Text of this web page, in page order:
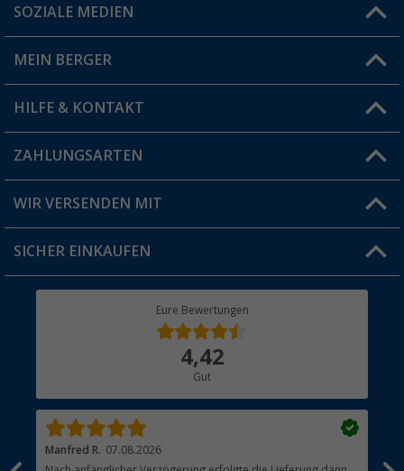
Du hast eine Frage?
Filiale finden
SOZIALE MEDIEN
MEIN BERGER
Vorteilskarte
Blog
Jobs & Karriere
HILFE & KONTAKT
FAQ & Kontakt
Versandinformationen
Rücksendung
ZAHLUNGSARTEN
WIR VERSENDEN MIT
SICHER EINKAUFEN
Eure Bewertungen
4,42
Gut
Manfred R. 07.08.2026